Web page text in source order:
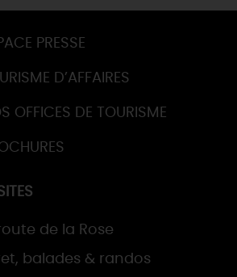
PRESSE
D’AFFAIRES
OFFICES DE TOURISME
route de la Rose
balades & randos